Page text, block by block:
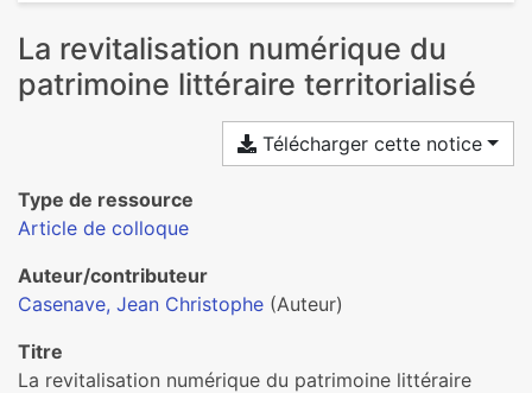
La revitalisation numérique du
patrimoine littéraire territorialisé
Télécharger cette notice
Type de ressource
Article de colloque
Auteur/contributeur
Casenave, Jean Christophe (Auteur)
Titre
La revitalisation numérique du patrimoine littéraire